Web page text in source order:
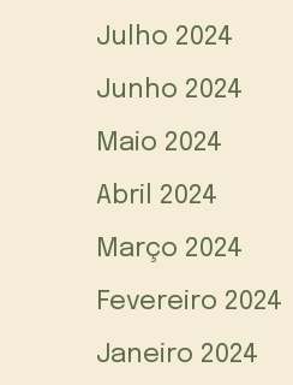
Julho 2024
Junho 2024
Maio 2024
Abril 2024
Março 2024
Fevereiro 2024
Janeiro 2024